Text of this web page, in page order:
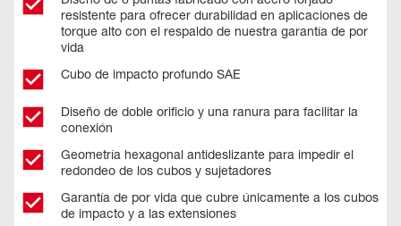
resistente para ofrecer durabilidad en aplicaciones de
torque alto con el respaldo de nuestra garantía de por
vida
Cubo de impacto profundo SAE
Diseño de doble orificio y una ranura para facilitar la
conexión
Geometría hexagonal antideslizante para impedir el
redondeo de los cubos y sujetadores
Garantía de por vida que cubre únicamente a los cubos
de impacto y a las extensiones